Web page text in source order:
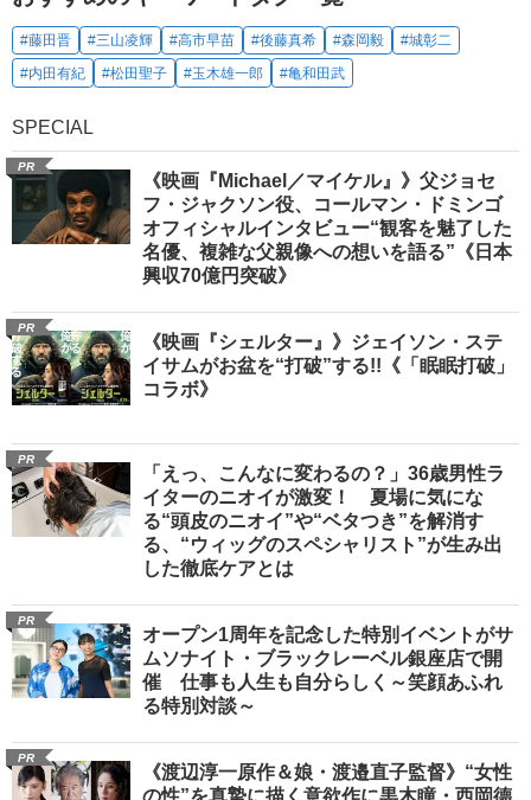
#藤田晋 #三山凌輝 #高市早苗 #後藤真希 #森岡毅
#城彰二
#内田有紀
#松田聖子 #玉木雄一郎 #亀和田武
SPECIAL
PR
《映画『Michael／マイケル』》父ジョセ
フ・ジャクソン役、コールマン・ドミンゴ
オフィシャルインタビュー“観客を魅了した
名優、複雑な父親像への想いを語る”《日本
興収70億円突破》
PR
《映画『シェルター』》ジェイソン・ステ
イサムがお盆を“打破”する!!《「眠眠打破」
コラボ》
PR
「えっ、こんなに変わるの？」36歳男性ラ
イターのニオイが激変！ 夏場に気にな
る“頭皮のニオイ”や“ベタつき”を解消す
る、“ウィッグのスペシャリスト”が生み出
した徹底ケアとは
PR
オープン1周年を記念した特別イベントがサ
ムソナイト・ブラックレーベル銀座店で開
催 仕事も人生も自分らしく～笑顔あふれ
る特別対談～
PR
《渡辺淳一原作＆娘・渡邉直子監督》“女性